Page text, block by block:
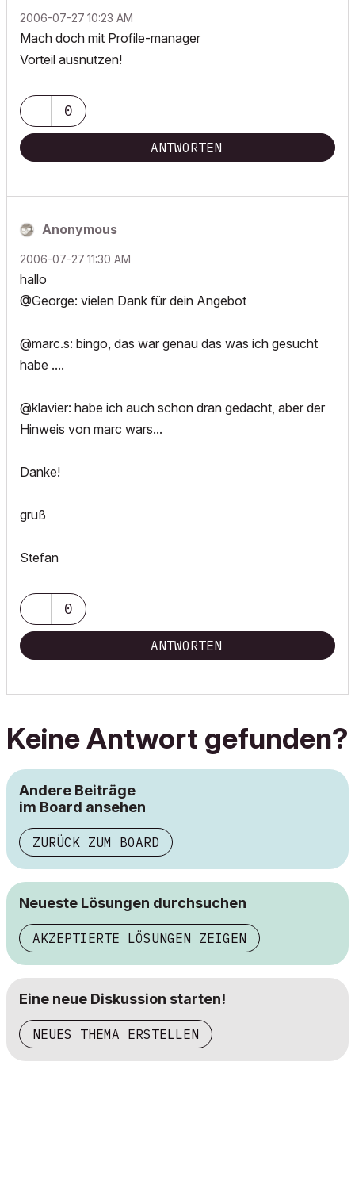
‎2006-07-27 10:23 AM
Mach doch mit Profile-manager
Vorteil ausnutzen!
0
ANTWORTEN
Anonymous
‎2006-07-27 11:30 AM
hallo
@George: vielen Dank für dein Angebot
@marc.s: bingo, das war genau das was ich gesucht
habe ....
@klavier: habe ich auch schon dran gedacht, aber der
Hinweis von marc wars...
Danke!
gruß
Stefan
0
ANTWORTEN
Keine Antwort gefunden?
Andere Beiträge
im Board ansehen
ZURÜCK ZUM BOARD
Neueste Lösungen durchsuchen
AKZEPTIERTE LÖSUNGEN ZEIGEN
Eine neue Diskussion starten!
NEUES THEMA ERSTELLEN